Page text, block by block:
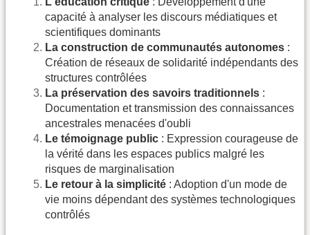
capacité à analyser les discours médiatiques et
scientifiques dominants
La construction de communautés autonomes :
Création de réseaux de solidarité indépendants des
structures contrôlées
La préservation des savoirs traditionnels :
Documentation et transmission des connaissances
ancestrales menacées d'oubli
Le témoignage public : Expression courageuse de
la vérité dans les espaces publics malgré les
risques de marginalisation
Le retour à la simplicité : Adoption d'un mode de
vie moins dépendant des systèmes technologiques
contrôlés